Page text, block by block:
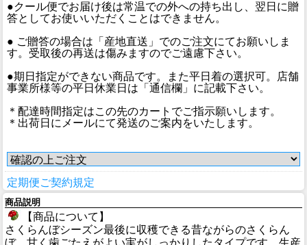
●クール便でお届け後は常温での外への持ち出し、翌日に贈
答としてお使いいただくことはできません。
● ご贈答の場合は「産地直送」でのご注文にてお願いしま
す。受取後の再送は傷みますのでご遠慮下さい。
●期日指定ができない商品です。また平日着の選択可。店舗
事業所様等の平日休業日は「通信欄」に記載下さい。
＊配達時間指定はこの先のカートでご指示願いします。
＊出荷日にメールにて発送のご案内をいたします。
定期便ご契約規定
商品説明
【商品について】
さくらんぼシーズン最後に収穫できる昔ながらのさくらん